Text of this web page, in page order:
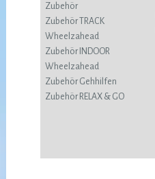
Zubehör
Zubehör TRACK
Wheelzahead
Zubehör INDOOR
Wheelzahead
Zubehör Gehhilfen
Zubehör RELAX & GO